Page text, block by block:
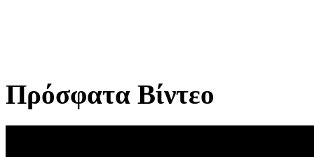
Πρόσφατα Βίντεο